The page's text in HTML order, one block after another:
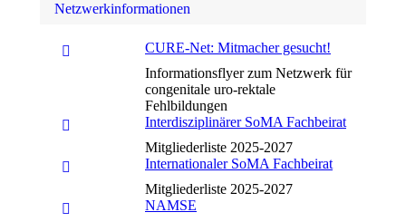
Netzwerkinformationen
CURE-Net: Mitmacher gesucht!
Informationsflyer zum Netzwerk für
congenitale uro-rektale
Fehlbildungen
Interdisziplinärer SoMA Fachbeirat
Mitgliederliste 2025-2027
Internationaler SoMA Fachbeirat
Mitgliederliste 2025-2027
NAMSE